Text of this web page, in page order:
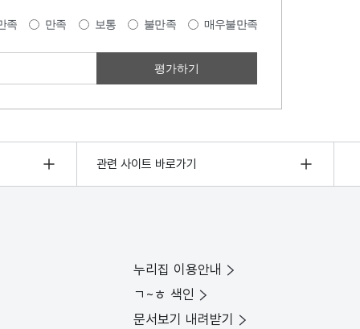
족 만족 보통 불만족 매우불만족
관련 사이트 바로가기
누리집 이용안내
ㄱ~ㅎ 색인
문서보기 내려받기